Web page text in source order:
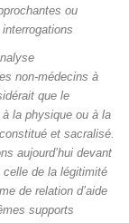
ou
non-médecins à
que le
la physique ou à la
et sacralisé.
aujourd’hui devant
celle de la légitimité
de relation d’aide
supports